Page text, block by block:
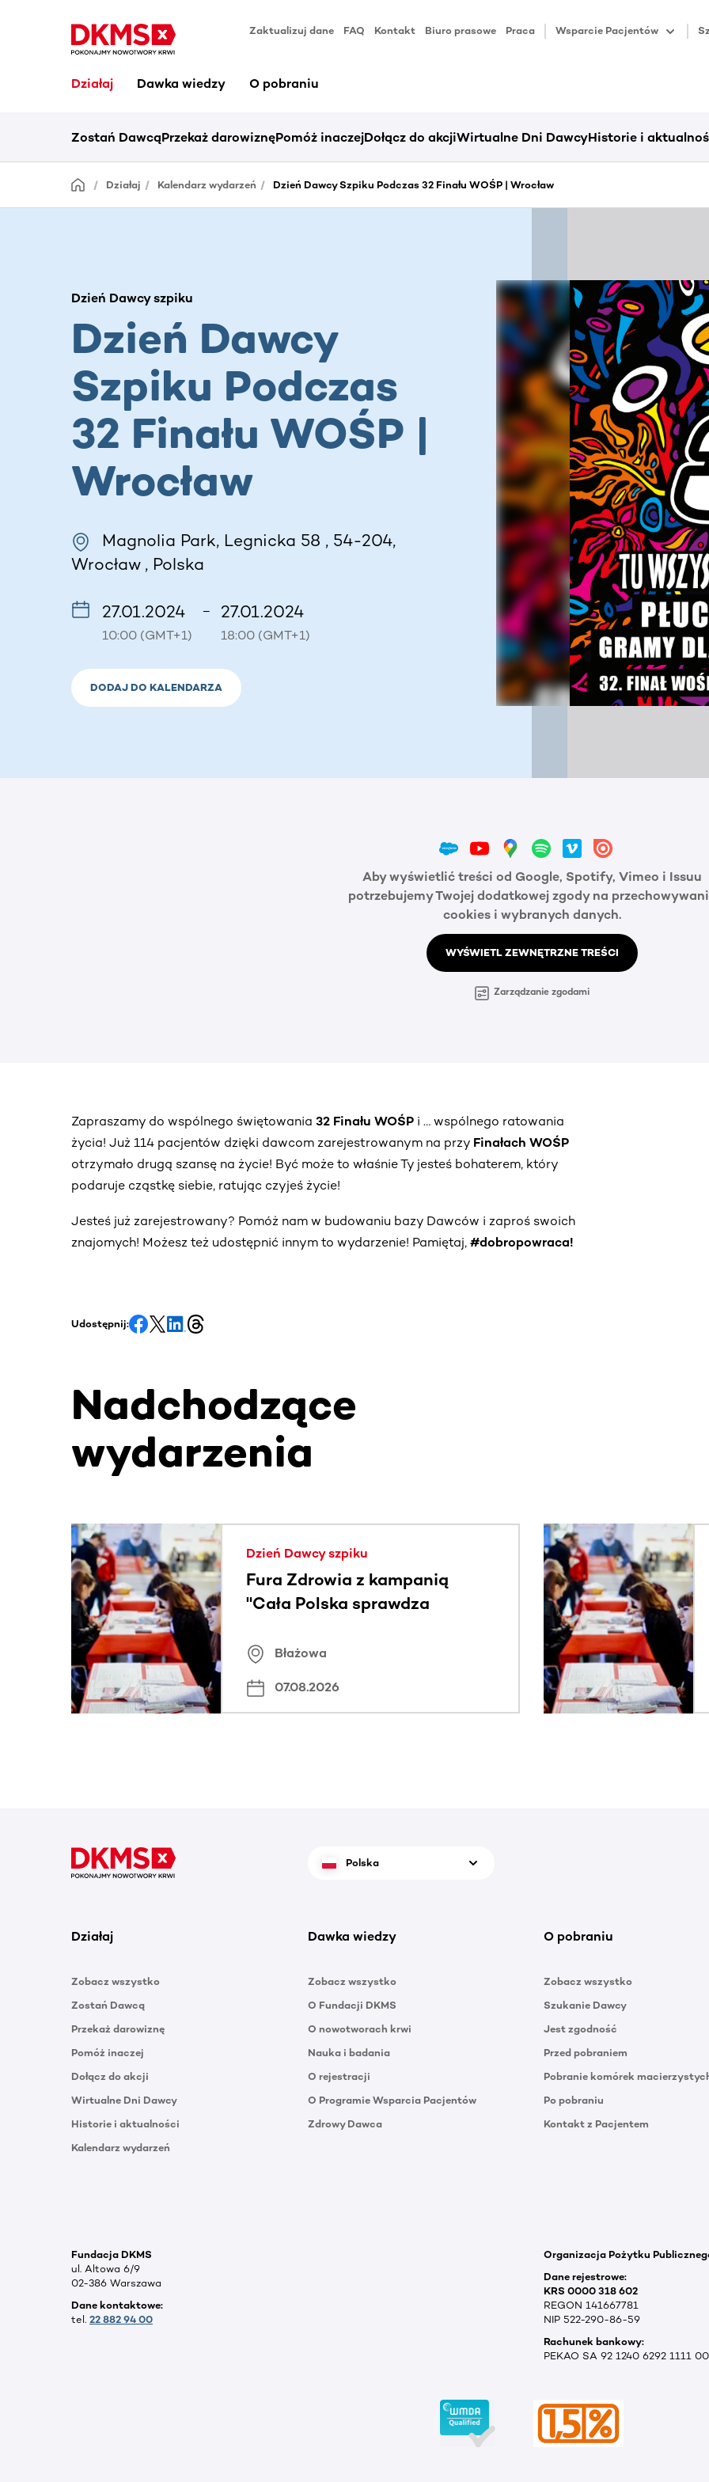
Zaktualizuj dane FAQ Kontakt Biuro prasowe Praca Wsparcie Pacjentów
Działaj Dawka wiedzy O pobraniu
Zostań DawcąPrzekaż darowiznęPomóż inaczejDołącz do akcjiWirtualne Dni DawcyHistorie i
Działaj Kalendarz wydarzeń Dzień Dawcy Szpiku Podczas 32 Finału WOŚP | Wrocław
Dzień Dawcy szpiku
Dzień Dawcy
Szpiku Podczas
32 Finału WOŚP |
Wrocław
Magnolia Park, Legnicka 58 , 54-204,
Wrocław , Polska
27.01.2024
10:00 (GMT+1)
– 27.01.2024
18:00 (GMT+1)
DODAJ DO KALENDARZA
Aby wyświetlić treści od Google, Spotify, Vimeo i Issuu
potrzebujemy Twojej dodatkowej zgody na
cookies i wybranych danych.
WYŚWIETL ZEWNĘTRZNE TREŚCI
Zarządzanie zgodami
Zapraszamy do wspólnego świętowania 32 Finału WOŚP i … wspólnego ratowania
życia! Już 114 pacjentów dzięki dawcom zarejestrowanym na przy Finałach WOŚP
otrzymało drugą szansę na życie! Być może to właśnie Ty jesteś bohaterem, który
podaruje cząstkę siebie, ratując czyjeś życie!
Jesteś już zarejestrowany? Pomóż nam w budowaniu bazy Dawców i zaproś swoich
znajomych! Możesz też udostępnić innym to wydarzenie! Pamiętaj, #dobropowraca!
Udostępnij:
Nadchodzące
wydarzenia
Ta sekcja zawiera treści przewijane w poziomie. Użyj klawisza Tab lub przesuń palcem, aby zobaczyć
Dzień Dawcy szpiku
Fura Zdrowia z kampanią
"Cała Polska sprawdza
Błażowa
07.08.2026
Polska
Działaj
Zobacz wszystko
Zostań Dawcą
Przekaż darowiznę
Pomóż inaczej
Dołącz do akcji
Wirtualne Dni Dawcy
Historie i aktualności
Kalendarz wydarzeń
Dawka wiedzy
Zobacz wszystko
O Fundacji DKMS
O nowotworach krwi
Nauka i badania
O rejestracji
O Programie Wsparcia Pacjentów
Zdrowy Dawca
O pobraniu
Zobacz wszystko
Szukanie Dawcy
Jest zgodność
Przed pobraniem
Pobranie komórek
Po pobraniu
Kontakt z Pacjentem
Fundacja DKMS
ul. Altowa 6/9
02-386 Warszawa
Dane kontaktowe:
tel. 22 882 94 00
Organizacja Pożytku
Dane rejestrowe:
KRS 0000 318 602
REGON 141667781
NIP 522-290-86-59
Rachunek bankowy:
PEKAO SA 92 1240 6292 1111